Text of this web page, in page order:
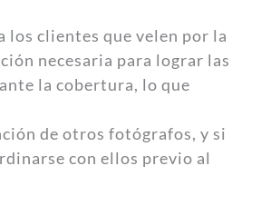
los clientes que velen por la
necesaria para lograr las
la cobertura, lo que
de otros fotógrafos, y si
con ellos previo al